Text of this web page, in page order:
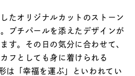
たオリジナルカットのストーン
プチパールを添えたデザインが
す。その日の気分に合わせて、
フとしても身に着けられる
は「幸福を運ぶ」といわれてい